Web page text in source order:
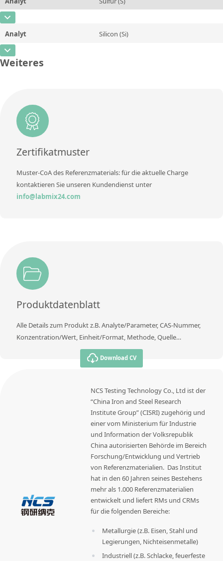
Einheit %
Zusätzliche Informationen
Methode
CAS-Nummer
Konzentration 0,13
Einheit
Analyt Silicon (Si)
CAS-Nummer
Zusätzliche Informationen
Methode
Weiteres
Zertifikatmuster
Muster-CoA des Referenzmaterials: für die aktuelle Charge
kontaktieren Sie unseren Kundendienst unter
info@labmix24.com
Produktdatenblatt
Alle Details zum Produkt z.B. Analyte/Parameter, CAS-Nummer,
Konzentration/Wert, Einheit/Format, Methode, Quelle…
Download CV
NCS Testing Technology Co., Ltd ist der
“China Iron and Steel Research
Institute Group” (CISRI) zugehörig und
einer vom Ministerium für Industrie
und Information der Volksrepublik
China autorisierten Behörde im Bereich
Forschung/Entwicklung und Vertrieb
von Referenzmaterialien. Das Institut
hat in den 60 Jahren seines Bestehens
mehr als 1.000 Referenzmaterialien
entwickelt und liefert RMs und CRMs
für die folgenden Bereiche:
Metallurgie (z.B. Eisen, Stahl und
Legierungen, Nichteisenmetalle)
Industriell (z.B. Schlacke, feuerfeste